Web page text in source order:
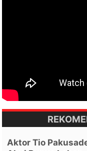
Aktor Tio